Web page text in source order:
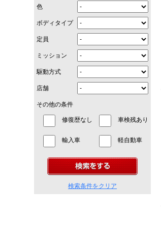
色
ボディタイプ
定員
ミッション
駆動方式
店舗
その他の条件
修復歴なし 車検残あり
輸入車 軽自動車
検索条件をクリア